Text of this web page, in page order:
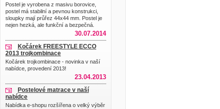
Postel je vyrobena z masivu borovice,
postel má stabilní a pevnou konstrukci,
sloupky mají průřez 44x44 mm. Postel je
nejen hezká, ale funkční a bezpečná.
30.07.2014
Kočárek FREESTYLE ECCO
2013 trojkombinace
Kočárek trojkombinace - novinka v naší
nabídce, provedení 2013!
23.04.2013
Postelové matrace v naší
nabídce
Nabídka e-shopu rozšířena o velký výběr